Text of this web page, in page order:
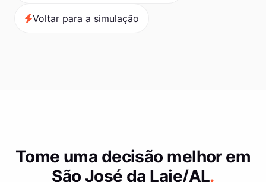
Voltar para a simulação
Tome uma decisão melhor em
São José da Laje/AL.